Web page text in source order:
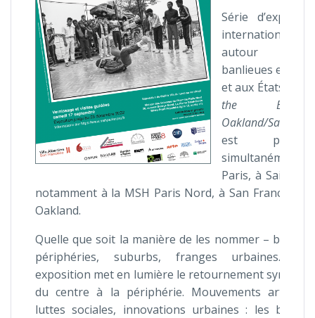
Série
internationales
autour
banlieues en
et aux États-
the
Oakland/Saint-
est
Paris, à Saint-
notamment à la MSH Paris Nord, à San Francisco
Oakland.
Quelle que soit la manière de les nommer –
périphéries, suburbs, franges urbaines…
exposition met en lumière le retournement
du centre à la périphérie. Mouvements
luttes sociales, innovations urbaines : les